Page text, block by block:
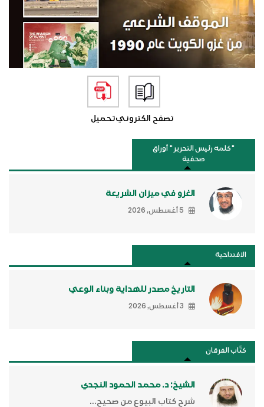
تصفح الكترونيتحميل
"كلمة رئيس التحرير " أوراق
صحفية
الغزو في ميزان الشريعة
5 أغسطس, 2026
الافتتاحية
التاريخ مصدر للهداية وبناء الوعي
3 أغسطس, 2026
كتَّاب الفرقان
الشيخ: د. محمد الحمود النجدي
شرح كتاب البيوع من صحيح...